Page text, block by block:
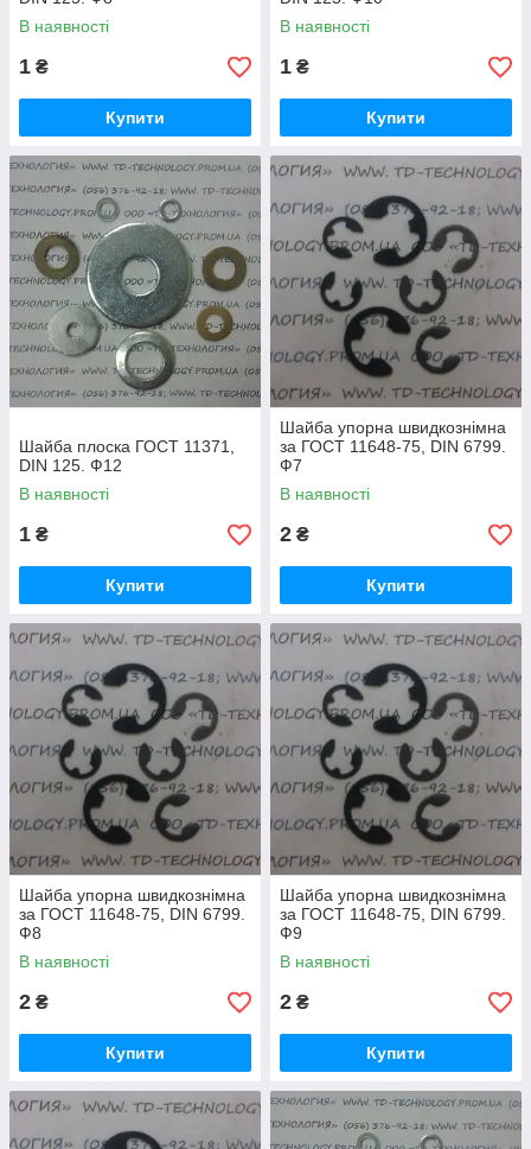
В наявності
1 ₴
Купити
В наявності
1 ₴
Купити
Шайба плоска ГОСТ 11371,
DIN 125. Ф12
В наявності
1 ₴
Купити
Шайба упорна швидкознімна
за ГОСТ 11648-75, DIN 6799.
Ф7
В наявності
2 ₴
Купити
Шайба упорна швидкознімна
за ГОСТ 11648-75, DIN 6799.
Ф8
В наявності
2 ₴
Купити
Шайба упорна швидкознімна
за ГОСТ 11648-75, DIN 6799.
Ф9
В наявності
2 ₴
Купити